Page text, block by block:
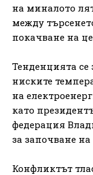
на миналото
между
покачване на
Тенденцията се
ниските
на
като
федерация
за започване
Конфликтът